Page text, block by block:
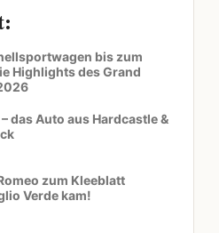
bis zum
Highlights des Grand
das Auto aus Hardcastle &
zum Kleeblatt
Verde kam!